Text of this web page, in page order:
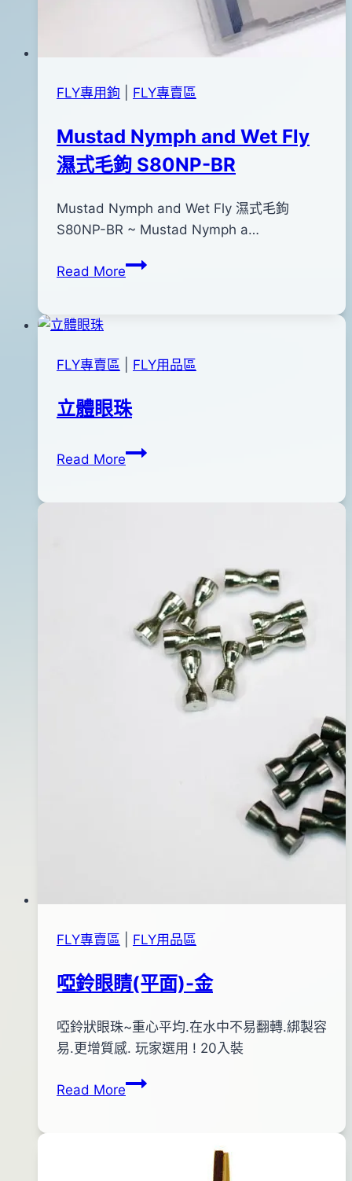
FLY專用鉤 FLY專賣區
Mustad Nymph and Wet Fly
濕式毛鉤 S80NP-BR
Bybc
pro-
2018
年
月
日
Mustad Nymph and Wet Fly 濕式毛鉤
S80NP-BR ~ Mustad Nymph a…
Read MoreMustad
濕
毛
S80NP-
FLY專賣區 FLY用品區
立體眼珠
By anna
2012
Read More立
FLY專賣區 FLY用品區
啞鈴眼睛(平面)-金
Byanna
2012
年
月
啞鈴狀眼珠~重心平均.在水中不易翻轉.綁製容
易.更增質感. 玩家選用 ! 20入裝
Read More啞